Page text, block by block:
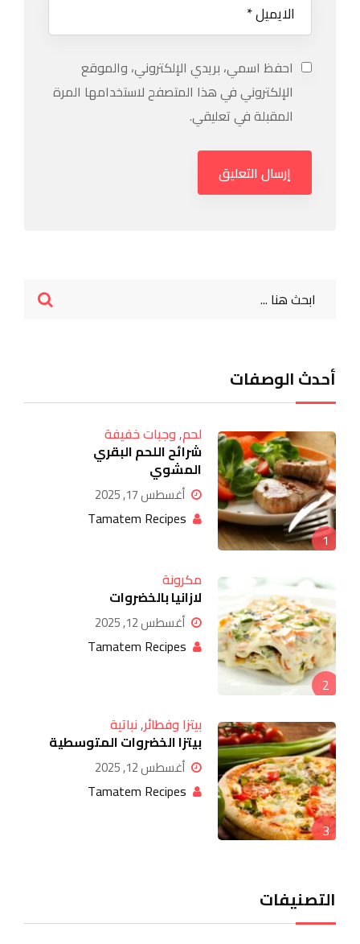
احفظ اسمي، بريدي الإلكتروني، والموقع
الإلكتروني في هذا المتصفح لاستخدامها المرة
المقبلة في تعليقي.
أحدث الوصفات
لحم,وجبات خفيفة
شرائح اللحم البقري
المشوي
أغسطس 17, 2025
Tamatem Recipes
مكرونة
لازانيا بالخضروات
أغسطس 12, 2025
Tamatem Recipes
3
بيتزا وفطائر,نباتية
بيتزا الخضروات المتوسطية
أغسطس 12, 2025
Tamatem Recipes
التصنيفات